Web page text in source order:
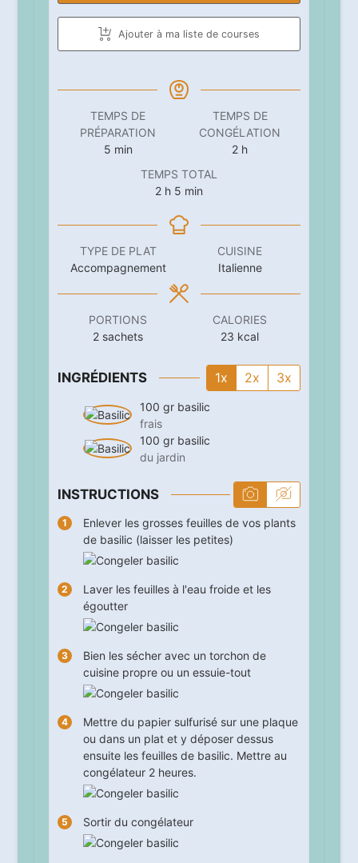
Ajouter à ma liste de courses
TEMPS DE
PRÉPARATION
5minutes
min
TEMPS DE
CONGÉLATION
2heures
h
TEMPS TOTAL
2heures
h 5minutes
min
TYPE DE PLAT
Accompagnement
CUISINE
Italienne
PORTIONS
2 sachets
CALORIES
23 kcal
INGRÉDIENTS 1x 2x 3x
100 gr basilic
frais
100 gr basilic
du jardin
INSTRUCTIONS
Enlever les grosses feuilles de vos plants
de basilic (laisser les petites)
Laver les feuilles à l'eau froide et les
égoutter
Bien les sécher avec un torchon de
cuisine propre ou un essuie-tout
Mettre du papier sulfurisé sur une plaque
ou dans un plat et y déposer dessus
ensuite les feuilles de basilic. Mettre au
congélateur 2heures.
Sortir du congélateur